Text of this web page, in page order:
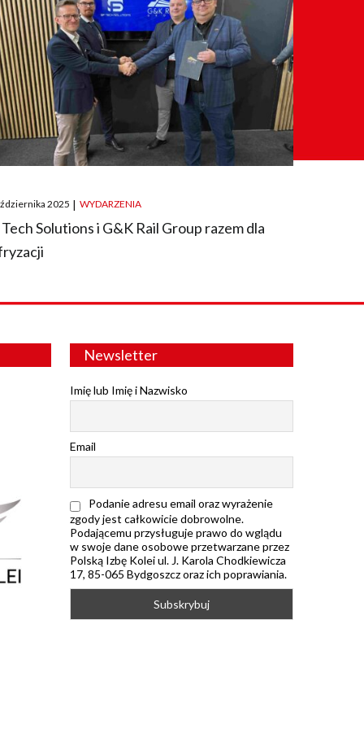
2025 | WYDARZENIA
Tech Solutions i G&K Rail Group razem dla
Newsletter
Imię lub Imię i Nazwisko
Email
Podanie adresu email oraz wyrażenie
zgody jest całkowicie dobrowolne.
Podającemu przysługuje prawo do wglądu
w swoje dane osobowe przetwarzane przez
Polską Izbę Kolei ul. J. Karola Chodkiewicza
17, 85-065 Bydgoszcz oraz ich poprawiania.